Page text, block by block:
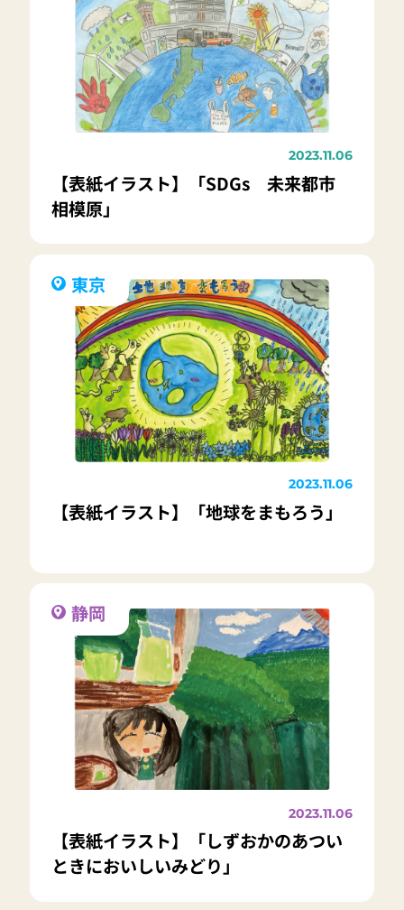
2023.11.06
【表紙イラスト】「SDGs 未来都市
相模原」
東京
2023.11.06
【表紙イラスト】「地球をまもろう」
静岡
2023.11.06
【表紙イラスト】「しずおかのあつい
ときにおいしいみどり」